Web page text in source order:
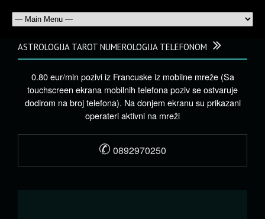
ASTROLOGIJA TAROT NUMEROLOGIJA TELEFONOM
0.80 eur/min pozivi iz Francuske iz mobilne mreže (Sa
touchscreen ekrana mobilnih telefona poziv se ostvaruje
dodirom na broj telefona). Na donjem ekranu su prikazani
operateri aktivni na mreži
✆ 0892970250